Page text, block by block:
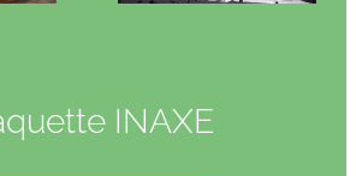
INAXE